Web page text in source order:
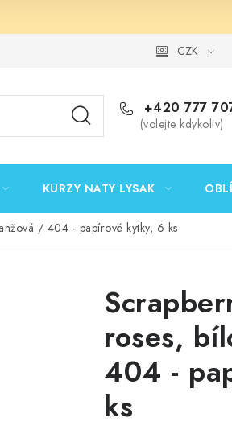
Podmínky ochrany
CZK
+420 777
(volejte kdykoliv)
KURZY NATY LYSAK
/ 404 - papírové kytky, 6 ks
roses,
404 -
ks